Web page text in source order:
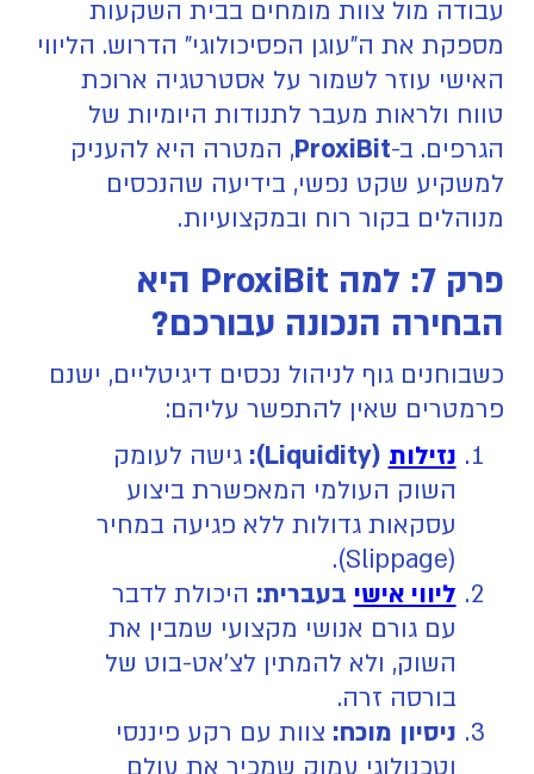
עבודה מול צוות מומחים בבית השקעות
מספקת את ה"עוגן הפסיכולוגי" הדרוש. הליווי
האישי עוזר לשמור על אסטרטגיה ארוכת
טווח ולראות מעבר לתנודות היומיות של
הגרפים. ב-ProxiBit, המטרה היא להעניק
למשקיע שקט נפשי, בידיעה שהנכסים
מנוהלים בקור רוח ובמקצועיות.
פרק 7: למה ProxiBit היא
הבחירה הנכונה עבורכם?
כשבוחנים גוף לניהול נכסים דיגיטליים, ישנם
פרמטרים שאין להתפשר עליהם:
נזילות (Liquidity):
גישה לעומק
השוק העולמי המאפשרת ביצוע
עסקאות גדולות ללא פגיעה במחיר
(Slippage).
ליווי אישי בעברית: היכולת לדבר
עם גורם אנושי מקצועי שמבין את
השוק, ולא להמתין לצ'אט-בוט של
בורסה זרה.
ניסיון מוכח: צוות עם רקע פיננסי